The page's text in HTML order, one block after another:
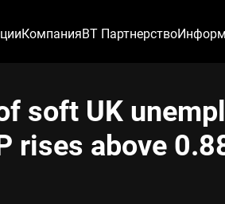
КомпанияВТ Партнерство
soft UK
rises above